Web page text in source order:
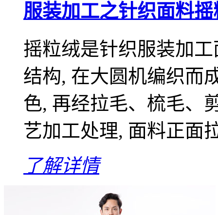
服装加工之针织面料
摇粒绒是针织服装加
结构, 在大圆机编织而
色, 再经拉毛、梳毛、
艺加工处理, 面料正面
了解详情